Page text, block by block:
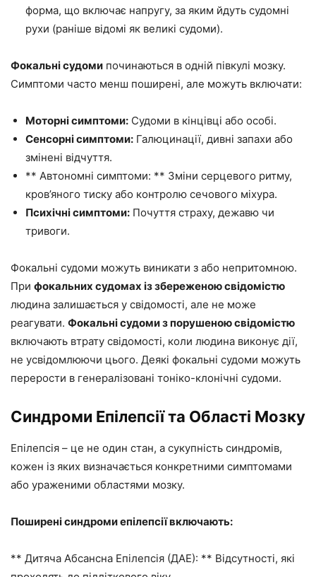
форма, що включає напругу, за яким йдуть судомні
рухи (раніше відомі як великі судоми).
Фокальні судоми починаються в одній півкулі мозку.
Симптоми часто менш поширені, але можуть включати:
Моторні симптоми: Судоми в кінцівці або особі.
Сенсорні симптоми: Галюцинації, дивні запахи або
змінені відчуття.
** Автономні симптоми: ** Зміни серцевого ритму,
кров’яного тиску або контролю сечового міхура.
Психічні симптоми: Почуття страху, дежавю чи
тривоги.
Фокальні судоми можуть виникати з або непритомною.
При фокальних судомах із збереженою свідомістю
людина залишається у свідомості, але не може
реагувати. Фокальні судоми з порушеною свідомістю
включають втрату свідомості, коли людина виконує дії,
не усвідомлюючи цього. Деякі фокальні судоми можуть
перерости в генералізовані тоніко-клонічні судоми.
Синдроми Епілепсії та Області Мозку
Епілепсія – це не один стан, а сукупність синдромів,
кожен із яких визначається конкретними симптомами
або ураженими областями мозку.
Поширені синдроми епілепсії включають:
** Дитяча Абсансна Епілепсія (ДАЕ): ** Відсутності, які